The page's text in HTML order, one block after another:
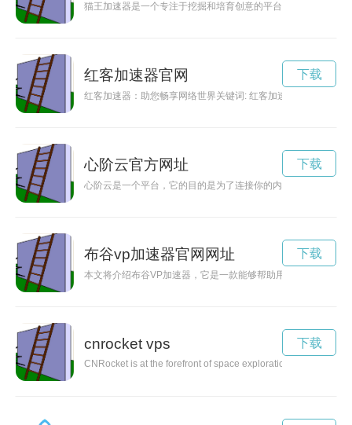
猫王加速器是一个专注于挖掘和培育创意的平台，为有创意思
红客加速器官网
红客加速器：助您畅享网络世界关键词: 红客加速器，网络世界
下载
心阶云官方网址
心阶云是一个平台，它的目的是为了连接你的内心与世界。无
下载
布谷vp加速器官网网址
本文将介绍布谷VP加速器，它是一款能够帮助用户快速畅享网
下载
cnrocket vps
CNRocket is at the forefront of space exploration with
下载